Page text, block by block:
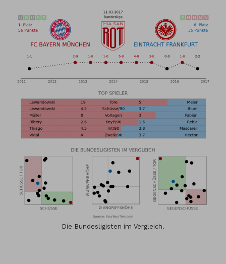
Die Bundesligisten im Vergleich.